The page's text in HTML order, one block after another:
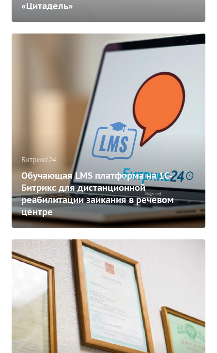
«Цитадель»
Битрикс24
Обучающая LMS платформа на 1С-
Битрикс для дистанционной
реабилитации заикания в речевом
центре